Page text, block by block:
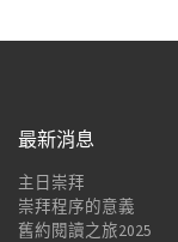
最新消息
主日崇拜
崇拜程序的意義
舊約閱讀之旅2025